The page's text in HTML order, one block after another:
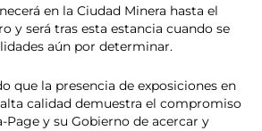
en la Ciudad Minera hasta el
y será tras esta estancia cuando se
aún por determinar.
que la presencia de exposiciones en
calidad demuestra el compromiso
Page y su Gobierno de acercar y